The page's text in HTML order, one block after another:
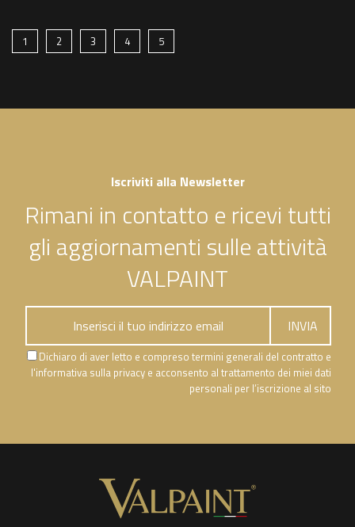
1 2 3 4 5
Iscriviti alla Newsletter
Rimani in contatto e ricevi tutti
gli aggiornamenti sulle attività
VALPAINT
Dichiaro di aver letto e compreso termini generali del contratto e
l'informativa sulla privacy e acconsento al trattamento dei miei dati
personali per l’iscrizione al sito